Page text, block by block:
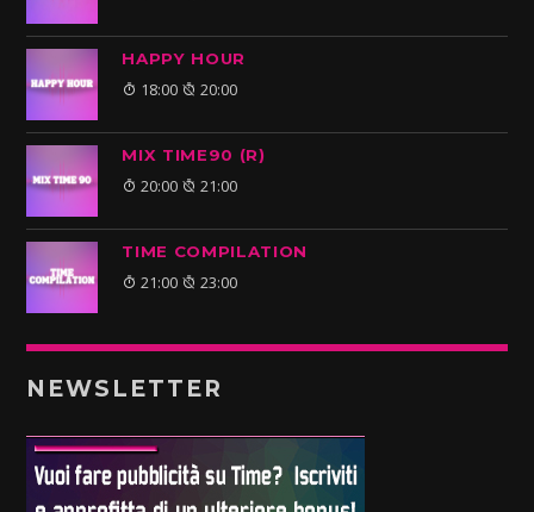
HAPPY HOUR
18:00 20:00
MIX TIME90 (R)
20:00 21:00
TIME COMPILATION
21:00 23:00
NEWSLETTER